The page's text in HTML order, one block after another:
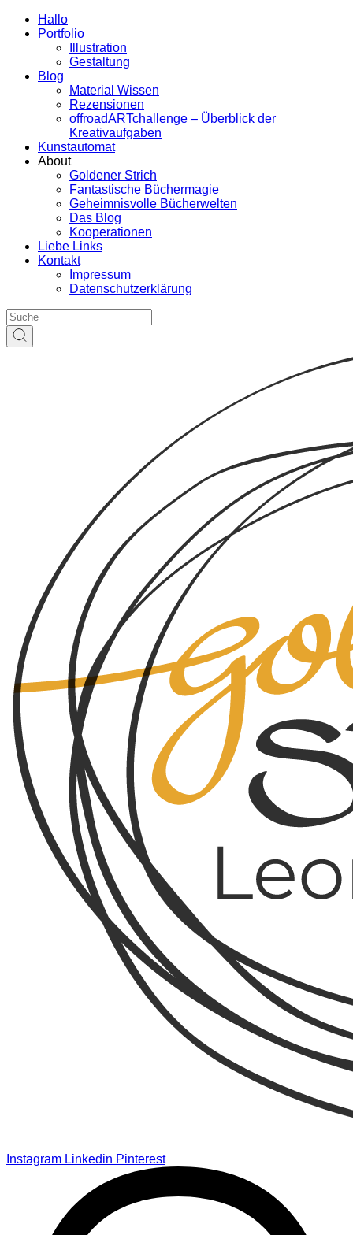
Hallo
Portfolio
Illustration
Gestaltung
Blog
Material Wissen
Rezensionen
offroadARTchallenge – Überblick der
Kreativaufgaben
Kunstautomat
About
Goldener Strich
Fantastische Büchermagie
Geheimnisvolle Bücherwelten
Das Blog
Kooperationen
Liebe Links
Kontakt
Impressum
Datenschutzerklärung
Instagram Linkedin Pinterest